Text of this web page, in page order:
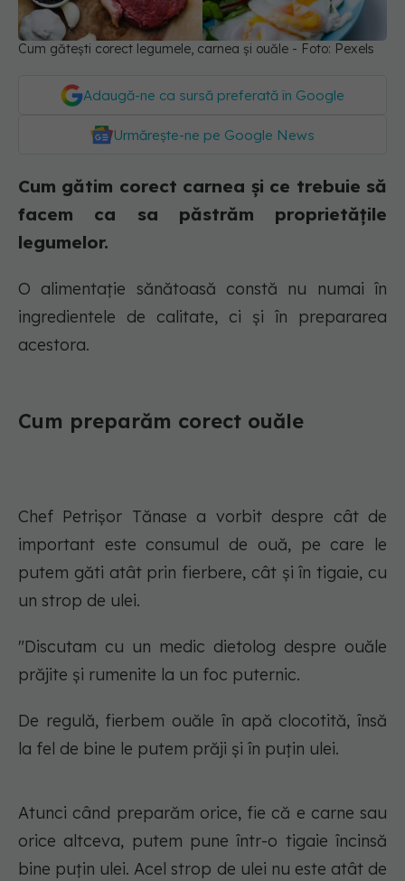
Cum gătești corect legumele, carnea și ouăle - Foto: Pexels
Adaugă-ne ca sursă preferată în Google
Urmărește-ne pe Google News
Cum gătim corect carnea și ce trebuie să
facem ca sa păstrăm proprietățile
legumelor.
O alimentație sănătoasă constă nu numai în
ingredientele de calitate, ci și în prepararea
acestora.
Cum preparăm corect ouăle
Chef Petrișor Tănase a vorbit despre cât de
important este consumul de ouă, pe care le
putem găti atât prin fierbere, cât și în tigaie, cu
un strop de ulei.
"Discutam cu un medic dietolog despre ouăle
prăjite și rumenite la un foc puternic.
De regulă, fierbem ouăle în apă clocotită, însă
la fel de bine le putem prăji și în puțin ulei.
Atunci când preparăm orice, fie că e carne sau
orice altceva, putem pune într-o tigaie încinsă
bine puțin ulei. Acel strop de ulei nu este atât de